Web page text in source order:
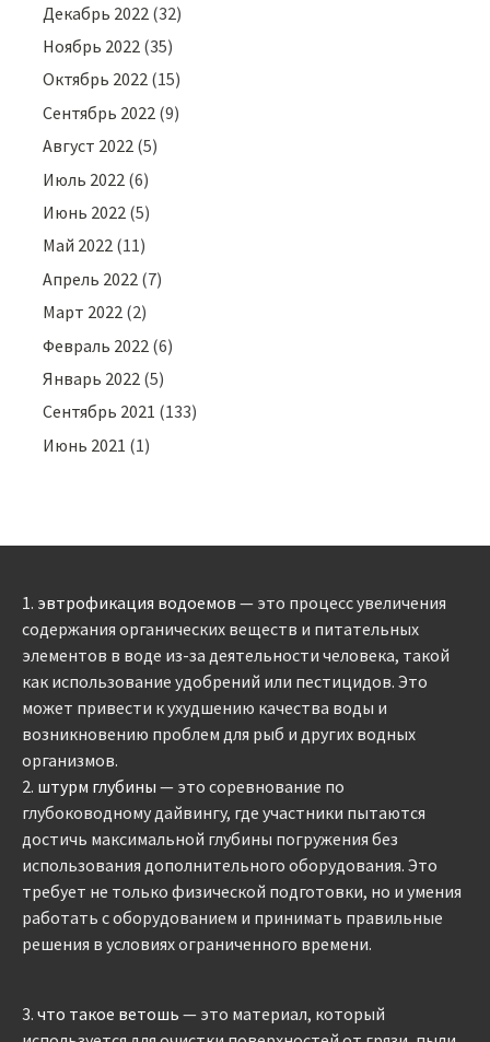
Декабрь 2022 (32)
Ноябрь 2022 (35)
Октябрь 2022 (15)
Сентябрь 2022 (9)
Август 2022 (5)
Июль 2022 (6)
Июнь 2022 (5)
Май 2022 (11)
Апрель 2022 (7)
Март 2022 (2)
Февраль 2022 (6)
Январь 2022 (5)
Сентябрь 2021 (133)
Июнь 2021 (1)
1. эвтрофикация водоемов — это процесс увеличения
содержания органических веществ и питательных
элементов в воде из-за деятельности человека, такой
как использование удобрений или пестицидов. Это
может привести к ухудшению качества воды и
возникновению проблем для рыб и других водных
организмов.
2. штурм глубины — это соревнование по
глубоководному дайвингу, где участники пытаются
достичь максимальной глубины погружения без
использования дополнительного оборудования. Это
требует не только физической подготовки, но и умения
работать с оборудованием и принимать правильные
решения в условиях ограниченного времени.
3. что такое ветошь — это материал, который